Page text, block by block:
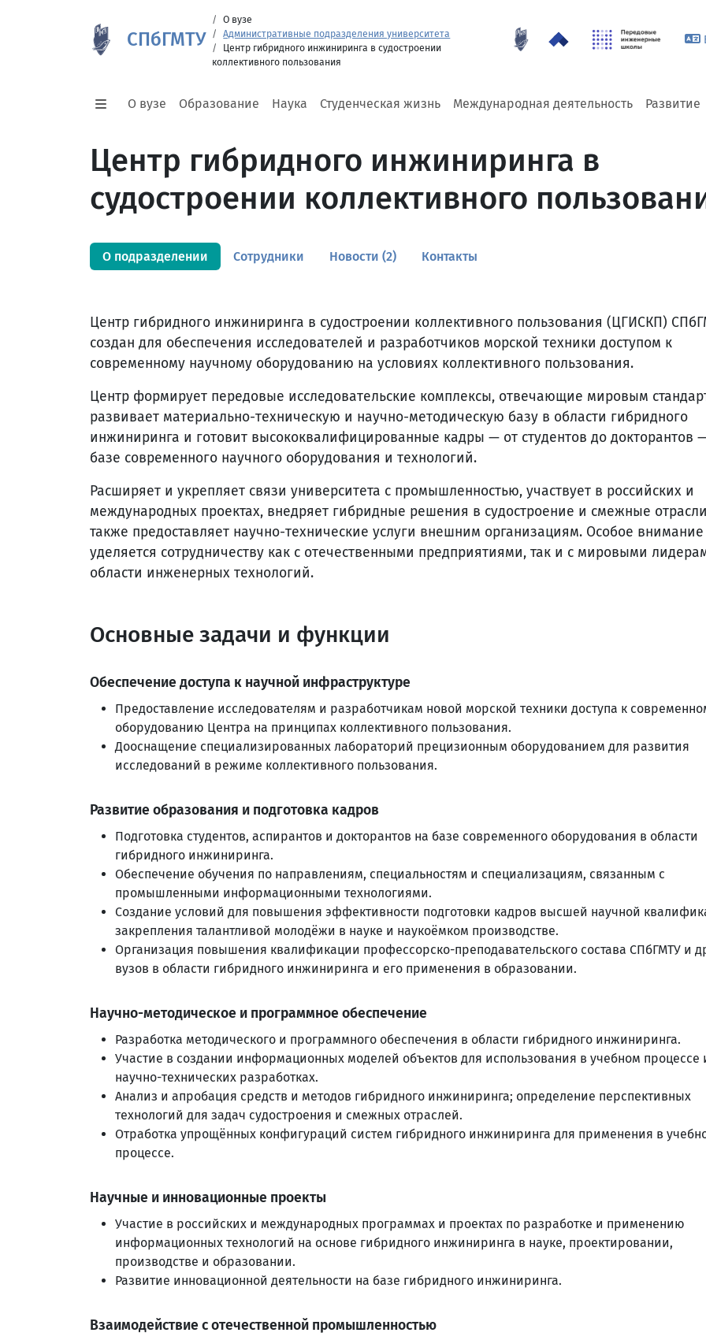
СПбГМТУ
О вузе
Административные подразделения университета
Центр гибридного инжиниринга в судостроении
коллективного пользования
О вузе Образование Наука Студенческая жизнь Международная деятельность Развитие
Центр гибридного инжиниринга в
судостроении коллективного
О подразделении Сотрудники Новости (2) Контакты
Центр гибридного инжиниринга в судостроении коллективного пользования (ЦГИСКП)
создан для обеспечения исследователей и разработчиков морской техники доступом к
современному научному оборудованию на условиях коллективного пользования.
Центр формирует передовые исследовательские комплексы, отвечающие мировым
развивает материально-техническую и научно-методическую базу в области гибридного
инжиниринга и готовит высококвалифицированные кадры — от студентов до докторантов
базе современного научного оборудования и технологий.
Расширяет и укрепляет связи университета с промышленностью, участвует в российских и
международных проектах, внедряет гибридные решения в судостроение и смежные
также предоставляет научно-технические услуги внешним организациям. Особое внимание
уделяется сотрудничеству как с отечественными предприятиями, так и с мировыми
области инженерных технологий.
Основные задачи и функции
Обеспечение доступа к научной инфраструктуре
Предоставление исследователям и разработчикам новой морской техники доступа к
оборудованию Центра на принципах коллективного пользования.
Дооснащение специализированных лабораторий прецизионным оборудованием для развития
исследований в режиме коллективного пользования.
Развитие образования и подготовка кадров
Подготовка студентов, аспирантов и докторантов на базе современного оборудования в области
гибридного инжиниринга.
Обеспечение обучения по направлениям, специальностям и специализациям, связанным с
промышленными информационными технологиями.
Создание условий для повышения эффективности подготовки кадров высшей научной
закрепления талантливой молодёжи в науке и наукоёмком производстве.
Организация повышения квалификации профессорско-преподавательского состава СПбГМТУ и
вузов в области гибридного инжиниринга и его применения в образовании.
Научно-методическое и программное обеспечение
Разработка методического и программного обеспечения в области гибридного инжиниринга.
Участие в создании информационных моделей объектов для использования в учебном процессе
научно-технических разработках.
Анализ и апробация средств и методов гибридного инжиниринга; определение перспективных
технологий для задач судостроения и смежных отраслей.
Отработка упрощённых конфигураций систем гибридного инжиниринга для применения в
процессе.
Научные и инновационные проекты
Участие в российских и международных программах и проектах по разработке и применению
информационных технологий на основе гибридного инжиниринга в науке, проектировании,
производстве и образовании.
Развитие инновационной деятельности на базе гибридного инжиниринга.
Взаимодействие с отечественной промышленностью